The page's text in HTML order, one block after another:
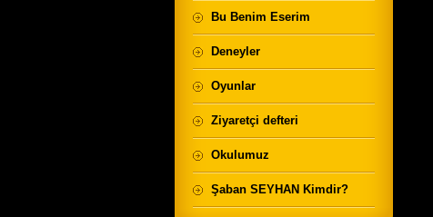
Bu Benim Eserim
Deneyler
Oyunlar
Ziyaretçi defteri
Okulumuz
Şaban SEYHAN Kimdir?